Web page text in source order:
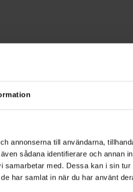
annonserna till användarna,
sådana identifierare och annan
med. Dessa kan i sin
har samlat in när du har använt
2431 Sandvig